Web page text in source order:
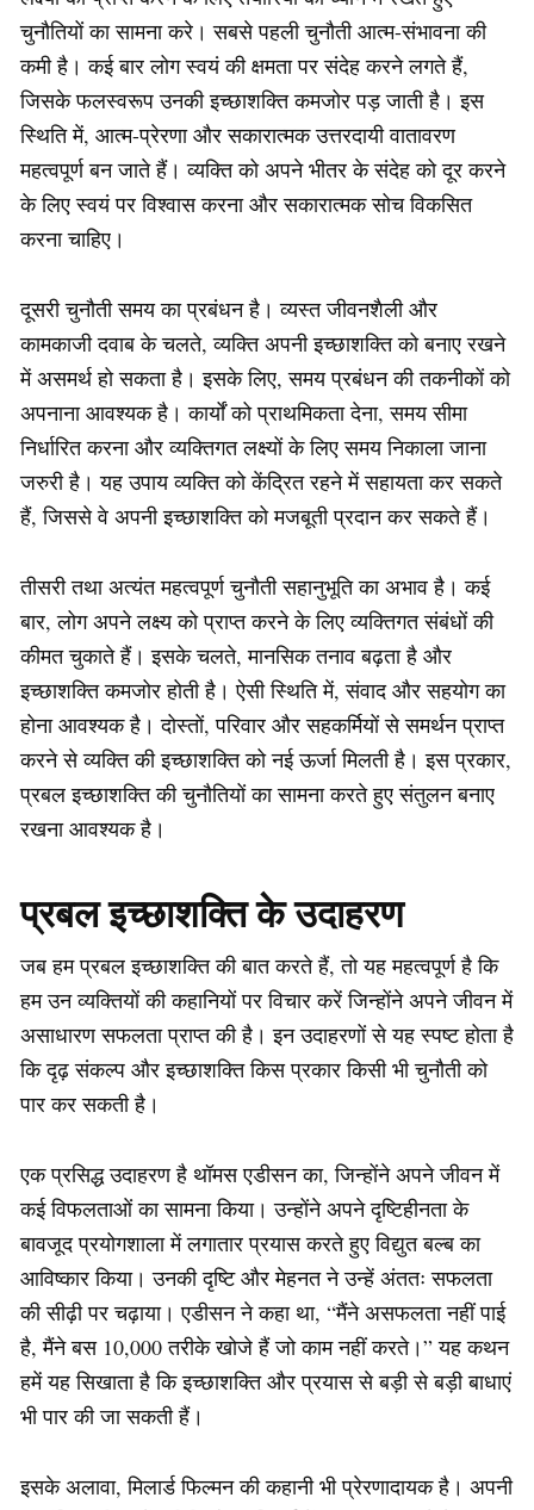
चुनौतियों का सामना करे। सबसे पहली चुनौती आत्म-संभावना की
कमी है। कई बार लोग स्वयं की क्षमता पर संदेह करने लगते हैं,
जिसके फलस्वरूप उनकी इच्छाशक्ति कमजोर पड़ जाती है। इस
स्थिति में, आत्म-प्रेरणा और सकारात्मक उत्तरदायी वातावरण
महत्वपूर्ण बन जाते हैं। व्यक्ति को अपने भीतर के संदेह को दूर करने
के लिए स्वयं पर विश्वास करना और सकारात्मक सोच विकसित
करना चाहिए।
दूसरी चुनौती समय का प्रबंधन है। व्यस्त जीवनशैली और
कामकाजी दवाब के चलते, व्यक्ति अपनी इच्छाशक्ति को बनाए रखने
में असमर्थ हो सकता है। इसके लिए, समय प्रबंधन की तकनीकों को
अपनाना आवश्यक है। कार्यों को प्राथमिकता देना, समय सीमा
निर्धारित करना और व्यक्तिगत लक्ष्यों के लिए समय निकाला जाना
जरुरी है। यह उपाय व्यक्ति को केंद्रित रहने में सहायता कर सकते
हैं, जिससे वे अपनी इच्छाशक्ति को मजबूती प्रदान कर सकते हैं।
तीसरी तथा अत्यंत महत्वपूर्ण चुनौती सहानुभूति का अभाव है। कई
बार, लोग अपने लक्ष्य को प्राप्त करने के लिए व्यक्तिगत संबंधों की
कीमत चुकाते हैं। इसके चलते, मानसिक तनाव बढ़ता है और
इच्छाशक्ति कमजोर होती है। ऐसी स्थिति में, संवाद और सहयोग का
होना आवश्यक है। दोस्तों, परिवार और सहकर्मियों से समर्थन प्राप्त
करने से व्यक्ति की इच्छाशक्ति को नई ऊर्जा मिलती है। इस प्रकार,
प्रबल इच्छाशक्ति की चुनौतियों का सामना करते हुए संतुलन बनाए
रखना आवश्यक है।
प्रबल इच्छाशक्ति के उदाहरण
जब हम प्रबल इच्छाशक्ति की बात करते हैं, तो यह महत्वपूर्ण है कि
हम उन व्यक्तियों की कहानियों पर विचार करें जिन्होंने अपने जीवन में
असाधारण सफलता प्राप्त की है। इन उदाहरणों से यह स्पष्ट होता है
कि दृढ़ संकल्प और इच्छाशक्ति किस प्रकार किसी भी चुनौती को
पार कर सकती है।
एक प्रसिद्ध उदाहरण है थॉमस एडीसन का, जिन्होंने अपने जीवन में
कई विफलताओं का सामना किया। उन्होंने अपने दृष्टिहीनता के
बावजूद प्रयोगशाला में लगातार प्रयास करते हुए विद्युत बल्ब का
आविष्कार किया। उनकी दृष्टि और मेहनत ने उन्हें अंततः सफलता
की सीढ़ी पर चढ़ाया। एडीसन ने कहा था, “मैंने असफलता नहीं पाई
है, मैंने बस 10,000 तरीके खोजे हैं जो काम नहीं करते।” यह कथन
हमें यह सिखाता है कि इच्छाशक्ति और प्रयास से बड़ी से बड़ी बाधाएं
भी पार की जा सकती हैं।
इसके अलावा, मिलार्ड फिल्मन की कहानी भी प्रेरणादायक है। अपनी